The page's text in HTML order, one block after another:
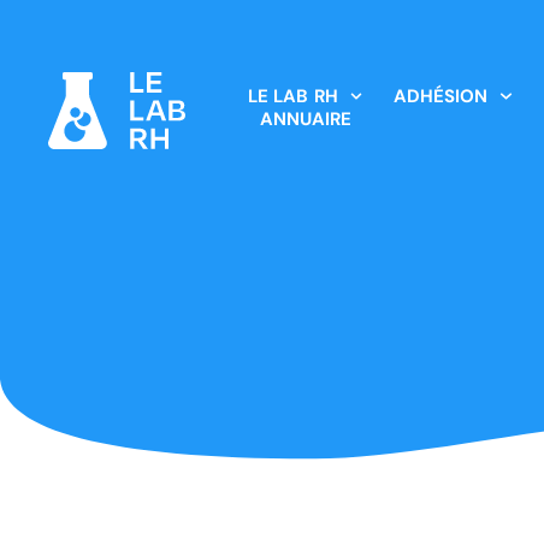
LE LAB RH ADHÉSION
ANNUAIRE